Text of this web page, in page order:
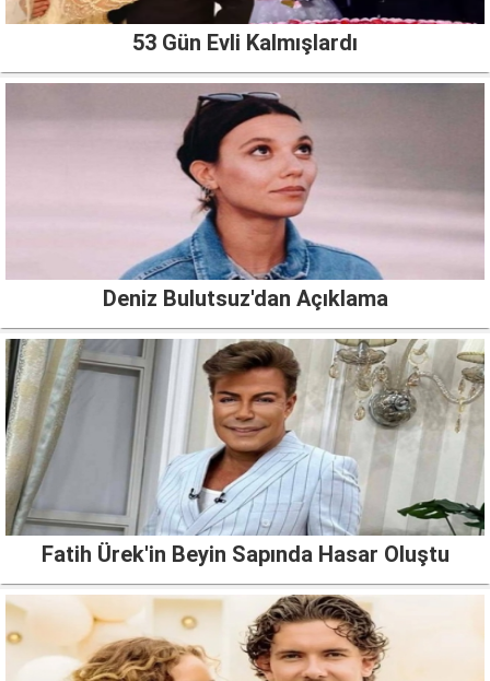
53 Gün Evli Kalmışlardı
Deniz Bulutsuz'dan Açıklama
Fatih Ürek'in Beyin Sapında Hasar Oluştu